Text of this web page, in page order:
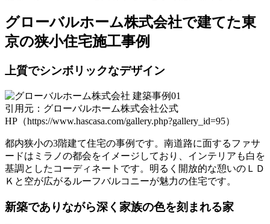
グローバルホーム株式会社で建てた東
京の狭小住宅施工事例
上質でシンボリックなデザイン
引用元：グローバルホーム株式会社公式
HP（https://www.hascasa.com/gallery.php?gallery_id=95）
都内狭小の3階建て住宅の事例です。南道路に面するファサ
ードはミラノの都会をイメージしており、インテリアも白を
基調としたコーディネートです。明るく開放的な憩いのＬＤ
Ｋと空が広がるルーフバルコニーが魅力の住宅です。
新築でありながら深く家族の色を刻まれる家